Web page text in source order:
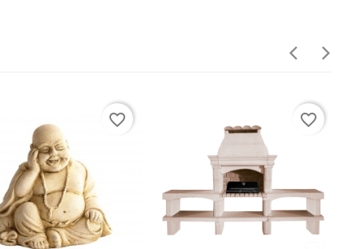
favorite_border favorite_border